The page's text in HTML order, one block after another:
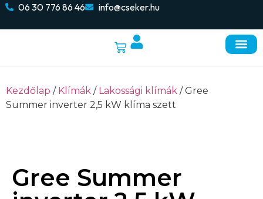
06 30 776 86 46 info@cseker.hu
Kezdőlap / Klímák / Lakossági klímák / Gree
Summer inverter 2,5 kW klíma szett
Gree Summer